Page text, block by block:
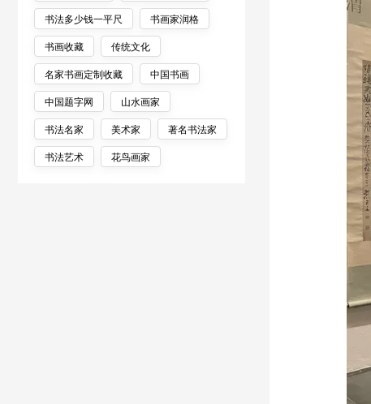
书法多少钱一平尺
书画家润格
书画收藏
传统文化
名家书画定制收藏
中国书画
中国题字网
山水画家
书法名家
美术家
著名书法家
书法艺术
花鸟画家